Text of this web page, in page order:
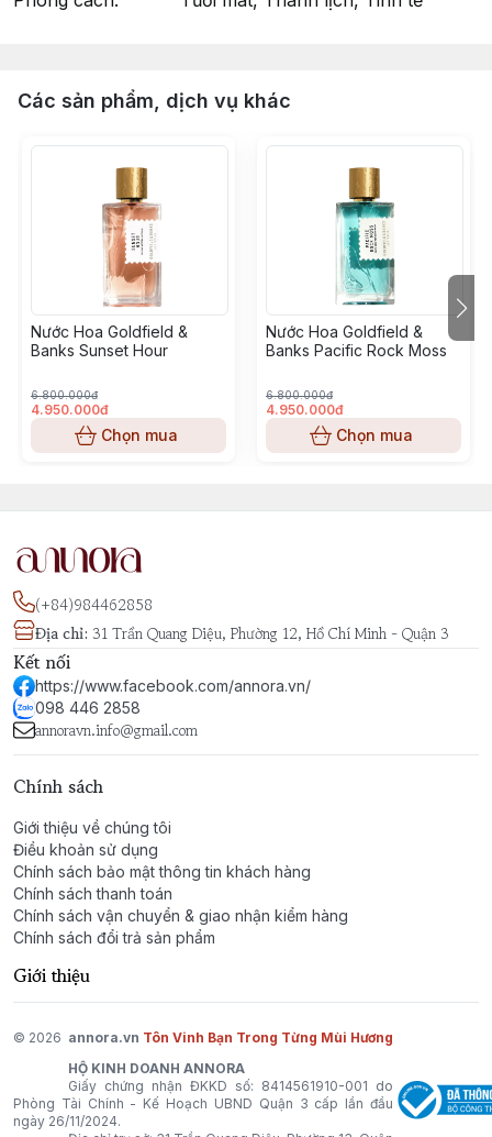
Các sản phẩm, dịch vụ khác
Nước Hoa Goldfield &
Banks Sunset Hour
6.800.000đ
4.950.000đ
Chọn mua
Nước Hoa Goldfield &
Banks Pacific Rock Moss
6.800.000đ
4.950.000đ
Chọn mua
(+84)984462858
Địa chỉ: 31 Trần Quang Diệu, Phường 12, Hồ Chí Minh - Quận 3
Kết nối
https://www.facebook.com/annora.vn/
098 446 2858
annoravn.info@gmail.com
Chính sách
Giới thiệu về chúng tôi
Điều khoản sử dụng
Chính sách bảo mật thông tin khách hàng
Chính sách thanh toán
Chính sách vận chuyển & giao nhận kiểm hàng
Chính sách đổi trả sản phẩm
Giới thiệu
© 2026 annora.vn Tôn Vinh Bạn Trong Từng Mùi Hương
HỘ KINH DOANH ANNORA
Giấy chứng nhận ĐKKD số: 8414561910-001 do
Phòng Tài Chính - Kế Hoạch UBND Quận 3 cấp lần đầu
ngày 26/11/2024.